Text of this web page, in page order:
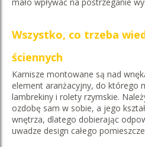
Wszystko, co trzeba
ściennych
Karnisze montowane są nad
element aranżacyjny, do którego
lambrekiny i rolety rzymskie.
ozdobę sam w sobie, a jego
wnętrza, dlatego dobierając
uwadze design całego